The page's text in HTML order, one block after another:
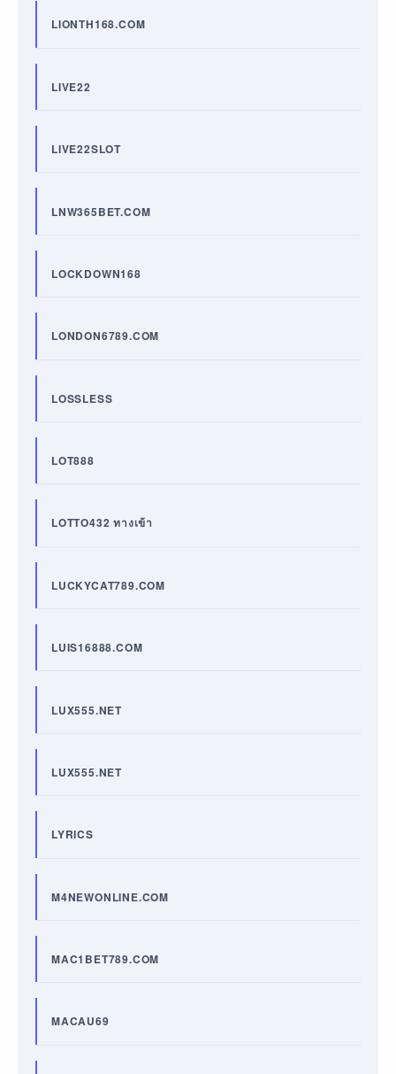
LIONTH168.COM
LIVE22
LIVE22SLOT
LNW365BET.COM
LOCKDOWN168
LONDON6789.COM
LOSSLESS
LOT888
LOTTO432 ทางเข้า
LUCKYCAT789.COM
LUIS16888.COM
LUX555.NET
LUX555.NET
LYRICS
M4NEWONLINE.COM
MAC1BET789.COM
MACAU69